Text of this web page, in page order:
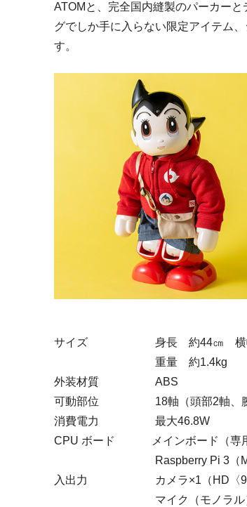
ATOMと、完全国内縫製のパーカー
グでしか手に入らない限定アイテム
す。
サイズ 身長 約44㎝ 横幅
重量 約1.4kg
外装材質 ABS
可動部位 18軸（頭部2軸、腕部
消費電力 最大46.8W
CPU ボード メインボード（専用
Raspberry Pi 3（
入出力 カメラ×1（HD〈92
マイク（モノラル